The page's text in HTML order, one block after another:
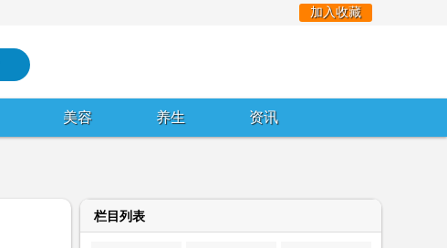
加入收藏
美容 养生 资讯
栏目列表